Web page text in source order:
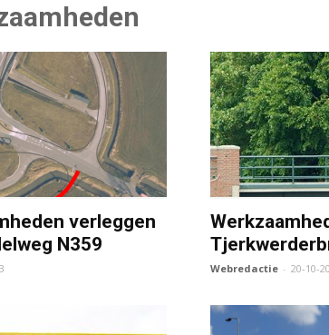
verleggen
N359
Webredactie - 20-10-